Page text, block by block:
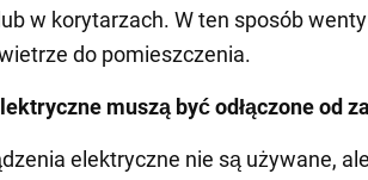
w korytarzach. W ten sposób
do pomieszczenia.
muszą być odłączone od
elektryczne nie są używane,